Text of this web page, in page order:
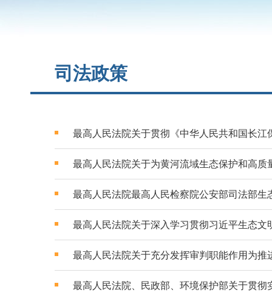
司法政策
最高人民法院关于贯彻《中华人民共和国长江
最高人民法院关于为黄河流域生态保护和高
最高人民法院最高人民检察院公安部司法部
最高人民法院关于深入学习贯彻习近平生态
最高人民法院关于充分发挥审判职能作用为
最高人民法院、民政部、环境保护部关于贯